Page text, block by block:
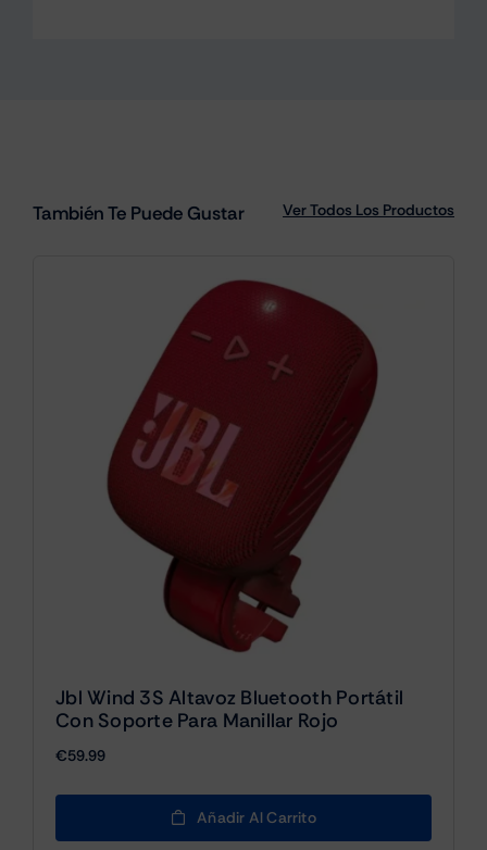
También Te Puede Gustar Ver Todos Los Productos
Jbl Wind 3S Altavoz Bluetooth Portátil
Con Soporte Para Manillar Rojo
€59.99
Añadir Al Carrito